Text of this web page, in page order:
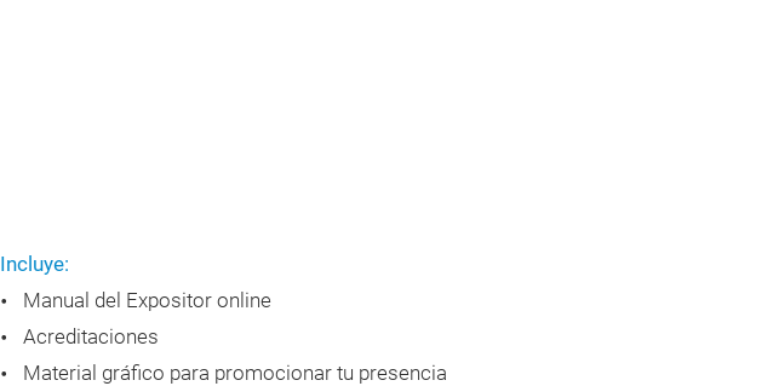
Incluye:
Manual del Expositor online
Acreditaciones
Material gráfico para promocionar tu presencia